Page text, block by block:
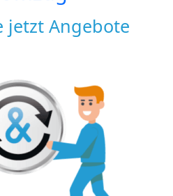
jetzt Angebote